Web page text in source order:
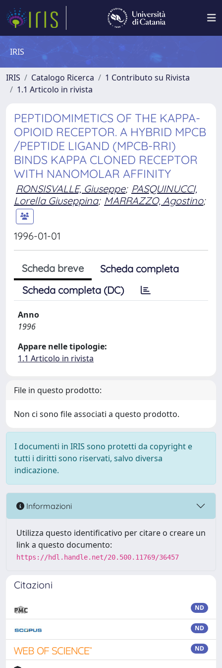
IRIS
IRIS Catalogo Ricerca
1 Contributo su Rivista
1.1 Articolo in rivista
PEPTIDOMIMETICS OF THE KAPPA-
OPIOID RECEPTOR. A HYBRID MPCB
/PEPTIDE LIGAND (MPCB-RRI)
BINDS KAPPA CLONED RECEPTOR
WITH NANOMOLAR AFFINITY
RONSISVALLE, Giuseppe; PASQUINUCCI,
Lorella Giuseppina; MARRAZZO, Agostino;
1996-01-01
Scheda breve
Scheda completa
Scheda completa (DC)
Anno
1996
Appare nelle tipologie:
1.1 Articolo in rivista
File in questo prodotto:
Non ci sono file associati a questo prodotto.
I documenti in IRIS sono protetti da copyright e
tutti i diritti sono riservati, salvo diversa
indicazione.
Informazioni
Utilizza questo identificativo per citare o creare un
link a questo documento:
https://hdl.handle.net/20.500.11769/36457
Citazioni
ND
ND
ND